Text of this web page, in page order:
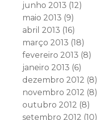
junho 2013 (12)
maio 2013 (9)
abril 2013 (16)
março 2013 (18)
fevereiro 2013 (8)
janeiro 2013 (6)
dezembro 2012 (8)
novembro 2012 (8)
outubro 2012 (8)
setembro 2012 (10)